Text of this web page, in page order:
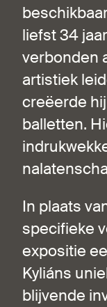
liefst 34
verbonden
artistiek
creëerde
balletten.
In plaats
specifieke
expositie
Kyliáns
blijvende